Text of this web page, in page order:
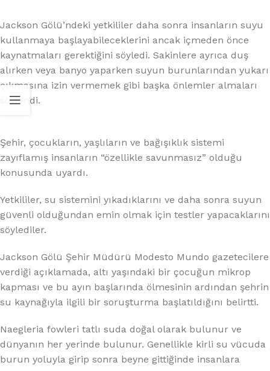
Jackson Gölü’ndeki yetkililer daha sonra insanların suyu
kullanmaya başlayabileceklerini ancak içmeden önce
kaynatmaları gerektiğini söyledi. Sakinlere ayrıca duş
alırken veya banyo yaparken suyun burunlarından yukarı
çıkmasına izin vermemek gibi başka önlemler almaları
söylendi.
Şehir, çocukların, yaşlıların ve bağışıklık sistemi
zayıflamış insanların “özellikle savunmasız” olduğu
konusunda uyardı.
Yetkililer, su sistemini yıkadıklarını ve daha sonra suyun
güvenli olduğundan emin olmak için testler yapacaklarını
söylediler.
Jackson Gölü Şehir Müdürü Modesto Mundo gazetecilere
verdiği açıklamada, altı yaşındaki bir çocuğun mikrop
kapması ve bu ayın başlarında ölmesinin ardından şehrin
su kaynağıyla ilgili bir soruşturma başlatıldığını belirtti.
Naegleria fowleri tatlı suda doğal olarak bulunur ve
dünyanın her yerinde bulunur. Genellikle kirli su vücuda
burun yoluyla girip sonra beyne gittiğinde insanlara